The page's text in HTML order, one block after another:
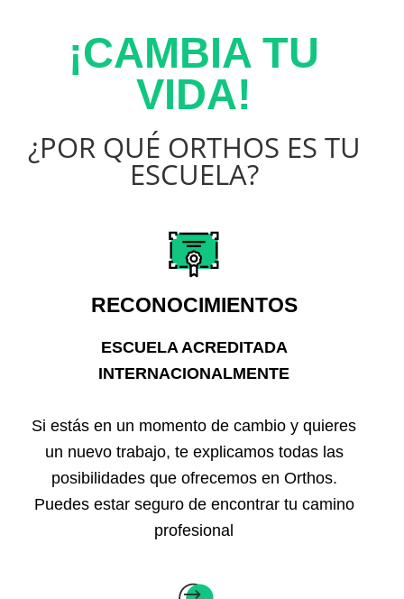
¡CAMBIA TU
VIDA!
¿POR QUÉ ORTHOS ES TU
ESCUELA?
RECONOCIMIENTOS
ESCUELA ACREDITADA
INTERNACIONALMENTE
Si estás en un momento de cambio y quieres
un nuevo trabajo, te explicamos todas las
posibilidades que ofrecemos en Orthos.
Puedes estar seguro de encontrar tu camino
profesional